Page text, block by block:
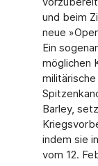
und beim
neue
Ein
möglichen
Barley,
indem sie
vom 12.